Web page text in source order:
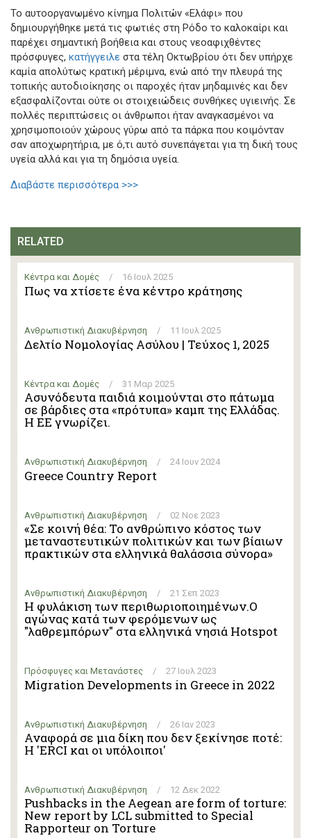
Το αυτοοργανωμένο κίνημα Πολιτών «Ελάφι» που
δημιουργήθηκε μετά τις φωτιές στη Ρόδο το καλοκαίρι και
παρέχει σημαντική βοήθεια και στους νεοαφιχθέντες
πρόσφυγες, κατήγγειλε στα τέλη Οκτωβρίου ότι δεν υπήρχε
καμία απολύτως κρατική μέριμνα, ενώ από την πλευρά της
τοπικής αυτοδιοίκησης οι παροχές ήταν μηδαμινές και δεν
εξασφαλίζονται ούτε οι στοιχειώδεις συνθήκες υγιεινής. Σε
πολλές περιπτώσεις οι άνθρωποι ήταν αναγκασμένοι να
χρησιμοποιούν χώρους γύρω από τα πάρκα που κοιμόνταν
σαν αποχωρητήρια, με ό,τι αυτό συνεπάγεται για τη δική τους
υγεία αλλά και για τη δημόσια υγεία.
Διαβάστε περισσότερα >>>
RELATED
Κέντρα και Δομές / 16 Ιουλ 2025
Πως να χτίσετε ένα κέντρο κράτησης
Ανθρωπιστική Διακυβέρνηση / 11 Ιουλ 2025
Δελτίο Νομολογίας Ασύλου | Τεύχος 1, 2025
Κέντρα και Δομές / 31 Μαρ 2025
Ασυνόδευτα παιδιά κοιμούνται στο πάτωμα
σε βάρδιες στα «πρότυπα» καμπ της Ελλάδας.
Η ΕΕ γνωρίζει.
Ανθρωπιστική Διακυβέρνηση / 24 Ιουν 2024
Greece Country Report
Ανθρωπιστική Διακυβέρνηση / 02 Νοε 2023
«Σε κοινή θέα: Το ανθρώπινο κόστος των
μεταναστευτικών πολιτικών και των βίαιων
πρακτικών στα ελληνικά θαλάσσια σύνορα»
Ανθρωπιστική Διακυβέρνηση / 21 Σεπ 2023
Η φυλάκιση των περιθωριοποιημένων.Ο
αγώνας κατά των φερόμενων ως
"λαθρεμπόρων" στα ελληνικά νησιά Hotspot
Πρόσφυγες και Μετανάστες / 27 Ιουλ 2023
Migration Developments in Greece in 2022
Ανθρωπιστική Διακυβέρνηση / 26 Ιαν 2023
Αναφορά σε μια δίκη που δεν ξεκίνησε ποτέ:
Η 'ERCI και οι υπόλοιποι'
Ανθρωπιστική Διακυβέρνηση / 12 Δεκ 2022
Pushbacks in the Aegean are form of torture:
New report by LCL submitted to Special
Rapporteur on Torture